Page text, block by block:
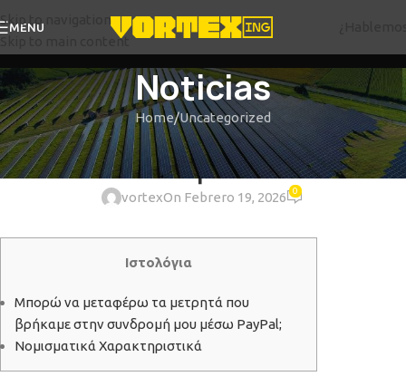
Skip to navigation
Skip to main content
MENU
Noticias
Home Uncategorized
UNCATEGORIZED
Στο Άβαλον
vortexOn Febrero 19, 2026 0
Ιστολόγια
Μπορώ να μεταφέρω τα μετρητά που
βρήκαμε στην συνδρομή μου μέσω PayPal;
Νομισματικά Χαρακτηριστικά